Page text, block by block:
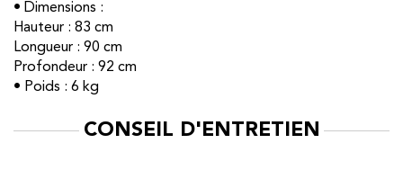
• Dimensions :
Hauteur : 83 cm
Longueur : 90 cm
Profondeur : 92 cm
• Poids : 6 kg
CONSEIL D'ENTRETIEN